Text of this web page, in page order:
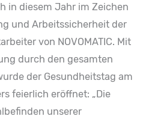
in diesem Jahr im Zeichen
und Arbeitssicherheit der
von NOVOMATIC. Mit
durch den gesamten
der Gesundheitstag am
feierlich eröffnet: „Die
unserer